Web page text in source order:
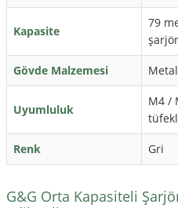
Kapasite
79
Gövde Malzemesi
Uyumluluk
M4 /
Renk Gri
G&G Orta Kapasiteli